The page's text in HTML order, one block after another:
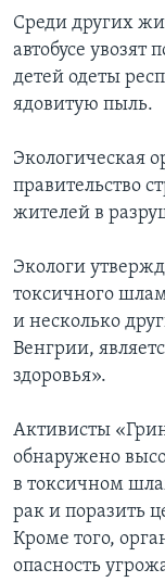
Среди других
автобусе увозят
детей одеты
ядовитую пыль.
Экологическая
правительство
жителей в
Экологи
токсичного
и несколько
Венгрии,
здоровья».
Активисты
обнаружено
в токсичном
рак и поразить
Кроме того,
опасность